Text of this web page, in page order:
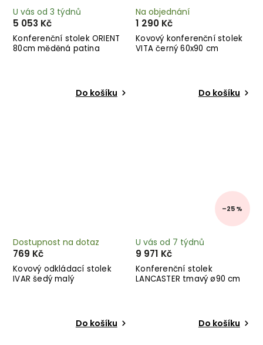
Konferenční stolek ORIENT
80cm měděná patina
U vás od 3 týdnů
5 053 Kč
Do košíku
Kovový konferenční stolek
VITA černý 60x90 cm
Na objednání
1 290 Kč
Do košíku
Kovový odkládací stolek
IVAR šedý malý
Dostupnost na dotaz
769 Kč
Do košíku
–25 %
Konferenční stolek
LANCASTER tmavý ø90 cm
U vás od 7 týdnů
9 971 Kč
Do košíku